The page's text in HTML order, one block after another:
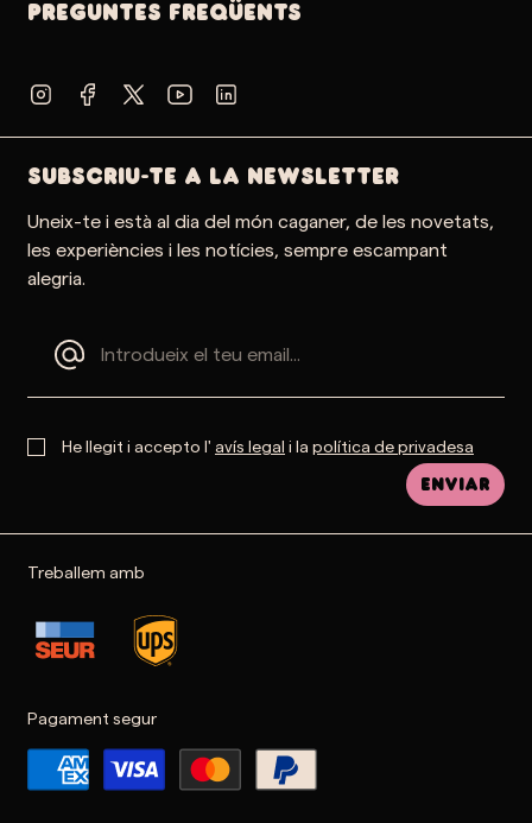
PREGUNTES FREQÜENTS
SUBSCRIU-TE A LA NEWSLETTER
Uneix-te i està al dia del món caganer, de les novetats,
les experiències i les notícies, sempre escampant
alegria.
He llegit i accepto l' avís legal i la política de privadesa
Enviar
Treballem amb
Pagament segur